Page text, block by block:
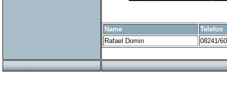
Name
Telefon
Rafael Domin
08241/